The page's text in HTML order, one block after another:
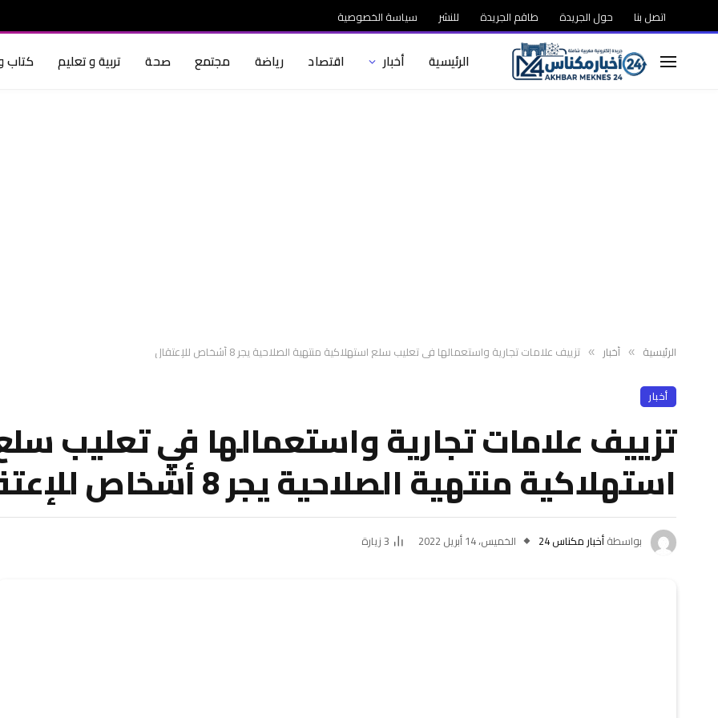
اتصل بنا حول الجريدة طاقم الجريدة للنشر سياسة الخصوصية
الرئيسية أخبار اقتصاد رياضة مجتمع صحة تربية و تعليم كتاب
الرئيسية » أخبار » تزييف علامات تجارية واستعمالها في تعليب سلع استهلاكية منتهية الصلاحية يجر 8 أشخاص للإعتقال
أخبار
تزييف علامات تجارية واستعمالها في تعليب
استهلاكية منتهية الصلاحية يجر 8 أشخاص للإعتقال
بواسطةأخبار مكناس 24 الخميس، 14 أبريل 2022 3زيارة